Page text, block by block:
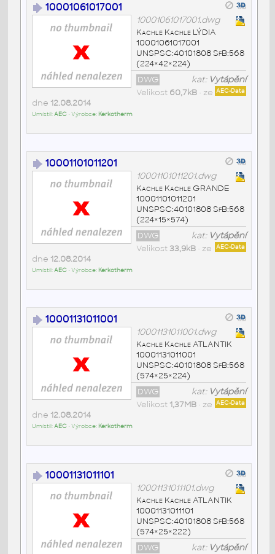
10001061017001
10001061017001.dwg
Kachle Kachle LÝDIA
10001061017001
UNSPSC:40101808 SfB:568
(224×42×224)
kat: Vytápění
DWG
AEC-Data
Velikost 60,7kB• ze
dne 12.08.2014
Umístil:AEC• Výrobce: Kerkotherm
10001101011201
10001101011201.dwg
Kachle Kachle GRANDE
10001101011201
UNSPSC:40101808 SfB:568
(224×15×574)
kat: Vytápění
DWG
AEC-Data
Velikost33,9kB• ze
dne 12.08.2014
Umístil:AEC• Výrobce: Kerkotherm
10001131011001
10001131011001.dwg
Kachle Kachle ATLANTIK
10001131011001
UNSPSC:40101808 SfB:568
(574×25×224)
kat: Vytápění
DWG
AEC-Data
Velikost 1,37MB• ze
dne 12.08.2014
Umístil:AEC• Výrobce: Kerkotherm
10001131011101
10001131011101.dwg
Kachle Kachle ATLANTIK
10001131011101
UNSPSC:40101808 SfB:568
(574×25×222)
kat: Vytápění
DWG